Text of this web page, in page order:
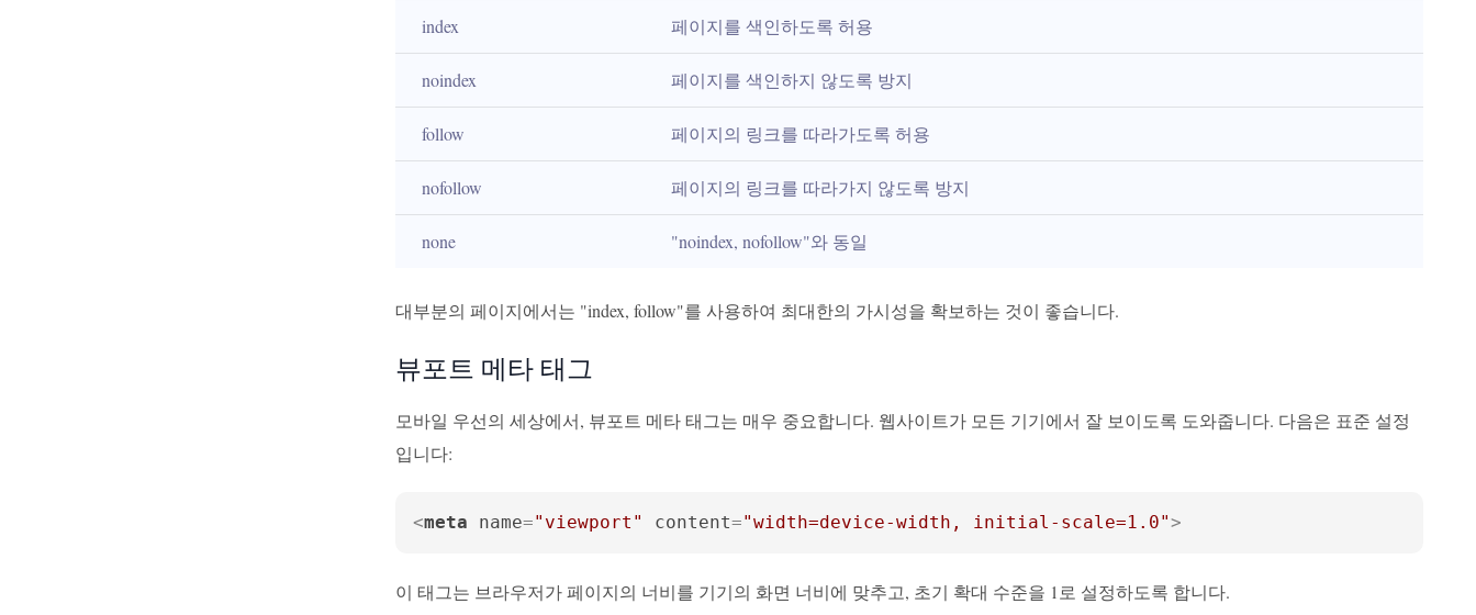
index 페이지를 색인하도록 허용
noindex 페이지를 색인하지 않도록 방지
follow 페이지의 링크를 따라가도록 허용
nofollow 페이지의 링크를 따라가지 않도록 방지
none "noindex, nofollow"와 동일
대부분의 페이지에서는 "index, follow"를 사용하여 최대한의 가시성을 확보하는 것이 좋습니다.
뷰포트 메타 태그
모바일 우선의 세상에서, 뷰포트 메타 태그는 매우 중요합니다. 웹사이트가 모든 기기에서 잘 보이도록 도와줍니다. 다음은 표준 설정
입니다:
<meta name="viewport" content="width=device-width, initial-scale=1.0">
이 태그는 브라우저가 페이지의 너비를 기기의 화면 너비에 맞추고, 초기 확대 수준을 1로 설정하도록 합니다.